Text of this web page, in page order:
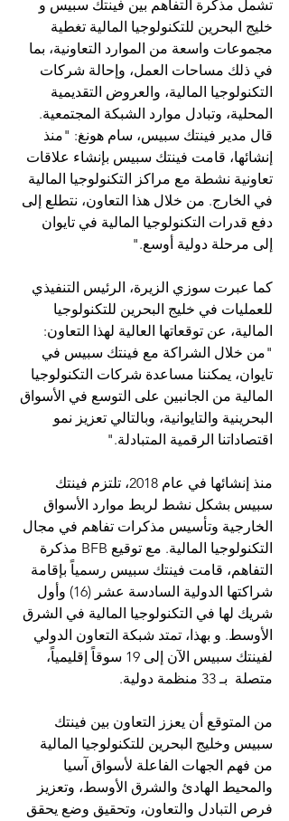
تشمل مذكرة التفاهم بين فينتك سبيس و
خليج البحرين للتكنولوجيا المالية تغطية
مجموعات واسعة من الموارد التعاونية، بما
في ذلك مساحات العمل، وإحالة شركات
التكنولوجيا المالية، والعروض التقديمية
المحلية، وتبادل موارد الشبكة المجتمعية.
قال مدير فينتك سبيس، سام هونغ: "منذ
إنشائها، قامت فينتك سبيس بإنشاء علاقات
تعاونية نشطة مع مراكز التكنولوجيا المالية
في الخارج. من خلال هذا التعاون، نتطلع إلى
دفع قدرات التكنولوجيا المالية في تايوان
إلى مرحلة دولية أوسع."
كما عبرت سوزي الزيرة، الرئيس التنفيذي
للعمليات في خليج البحرين للتكنولوجيا
المالية، عن توقعاتها العالية لهذا التعاون:
"من خلال الشراكة مع فينتك سبيس في
تايوان، يمكننا مساعدة شركات التكنولوجيا
المالية من الجانبين على التوسع في الأسواق
البحرينية والتايوانية، وبالتالي تعزيز نمو
اقتصاداتنا الرقمية المتبادلة."
منذ إنشائها في عام 2018، تلتزم فينتك
سبيس بشكل نشط لربط موارد الأسواق
الخارجية وتأسيس مذكرات تفاهم في مجال
التكنولوجيا المالية. مع توقيع BFB مذكرة
التفاهم، قامت فينتك سبيس رسمياً بإقامة
شراكتها الدولية السادسة عشر (16) وأول
شريك لها في التكنولوجيا المالية في الشرق
الأوسط. و بهذا، تمتد شبكة التعاون الدولي
لفينتك سبيس الآن إلى 19 سوقاً إقليمياً،
متصلة  بـ 33 منظمة دولية.
من المتوقع أن يعزز التعاون بين فينتك
سبيس وخليج البحرين للتكنولوجيا المالية
من فهم الجهات الفاعلة لأسواق آسيا
والمحيط الهادئ والشرق الأوسط، وتعزيز
فرص التبادل والتعاون، وتحقيق وضع يحقق